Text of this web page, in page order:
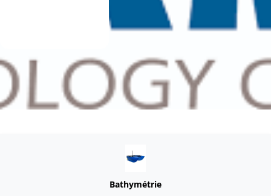
Bathymétrie